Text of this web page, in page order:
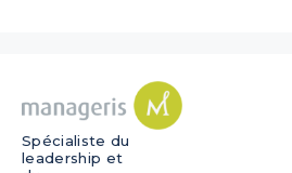
Spécialiste du
leadership et